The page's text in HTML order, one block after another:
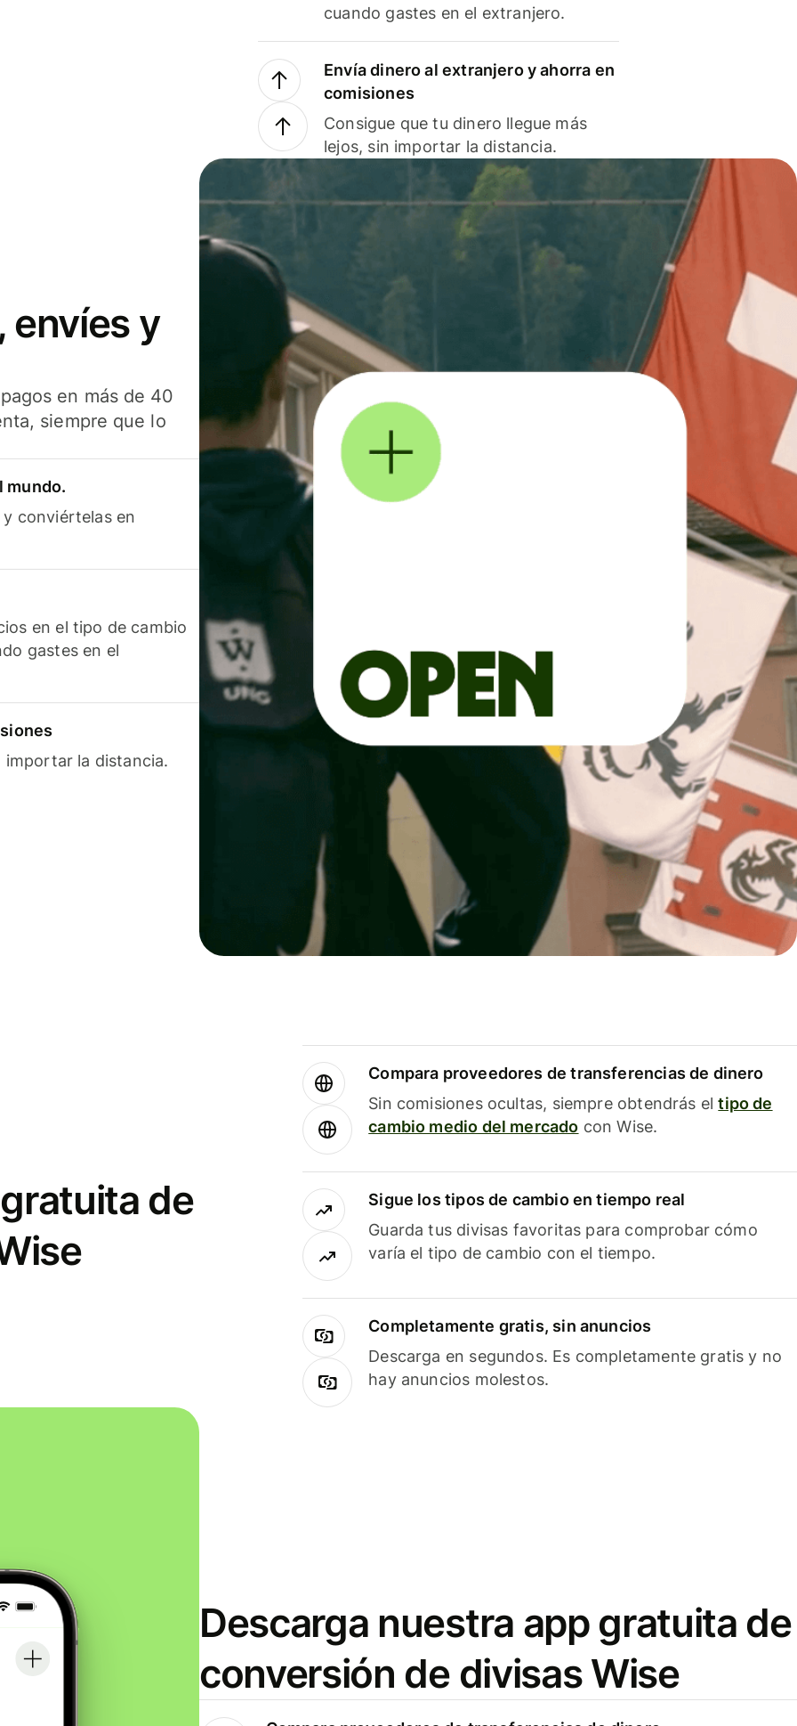
cuando gastes en el extranjero.
Envía dinero al extranjero y ahorra en
comisiones
Consigue que tu dinero llegue más
lejos, sin importar la distancia.
envíes y
en más de 40
siempre que lo
mundo.
conviértelas en
en el tipo de cambio
gastes en el
importar la distancia.
de
Compara proveedores de transferencias de dinero
Sin comisiones ocultas, siempre obtendrás eltipo de
cambio medio del mercado con Wise.
Sigue los tipos de cambio en tiempo real
Guarda tus divisas favoritas para comprobar cómo
varía el tipo de cambio con el tiempo.
Completamente gratis, sin anuncios
Descarga en segundos. Es completamente gratis y no
hay anuncios molestos.
Descarga nuestra app gratuita de
conversión de divisas Wise